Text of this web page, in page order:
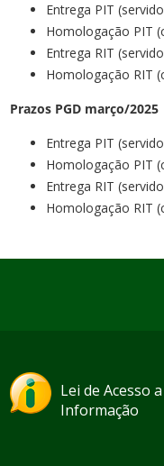
Entrega PIT
Homologação PIT
Entrega RIT
Homologação RIT
Prazos PGD março/2025
Entrega PIT
Homologação PIT
Entrega RIT
Homologação RIT
Lei de Acesso a
Informação